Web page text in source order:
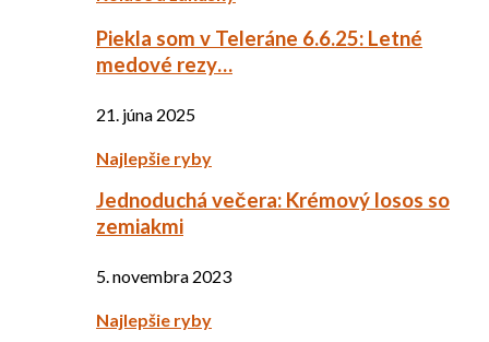
Piekla som v Teleráne 6.6.25: Letné
medové rezy…
21. júna 2025
Najlepšie ryby
Jednoduchá večera: Krémový losos so
zemiakmi
5. novembra 2023
Najlepšie ryby